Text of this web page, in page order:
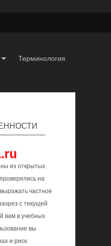
Терминология
из открытых
на
частное
с текущей
вам в учебных
вы
и риск.